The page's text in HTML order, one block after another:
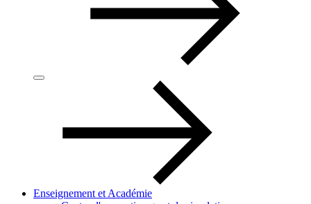
Enseignement et Académie